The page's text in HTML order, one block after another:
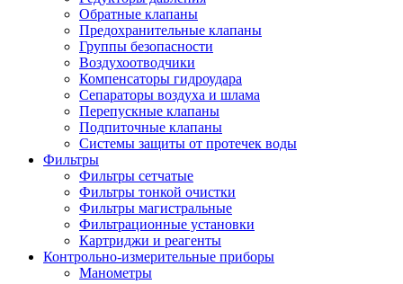
Обратные клапаны
Предохранительные клапаны
Группы безопасности
Воздухоотводчики
Компенсаторы гидроудара
Сепараторы воздуха и шлама
Перепускные клапаны
Подпиточные клапаны
Системы защиты от протечек воды
Фильтры
Фильтры сетчатые
Фильтры тонкой очистки
Фильтры магистральные
Фильтрационные установки
Картриджи и реагенты
Контрольно-измерительные приборы
Манометры